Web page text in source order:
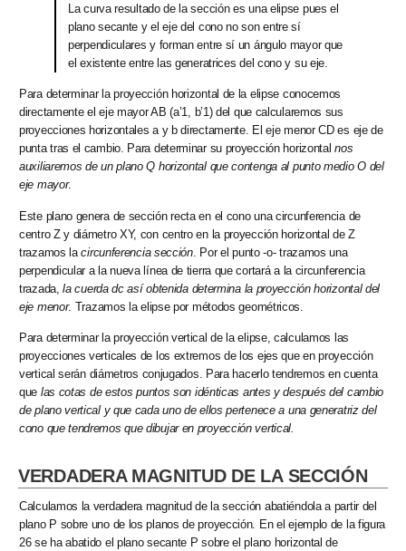
La curva resultado de la sección es una elipse pues el
plano secante y el eje del cono no son entre sí
perpendiculares y forman entre sí un ángulo mayor que
el existente entre las generatrices del cono y su eje.
Para determinar la proyección horizontal de la elipse conocemos
directamente eleje mayor AB (a’1, b’1) del que calcularemos sus
proyecciones horizontales a y b directamente. Eleje menor CDes eje de
punta tras el cambio. Para determinar su proyección horizontalnos
auxiliaremos de un plano Q horizontal que contenga al punto medio O del
eje mayor.
Este plano genera de sección recta en el cono una circunferencia de
centro Z y diámetro XY, con centro en la proyección horizontal de Z
trazamos lacircunferencia sección. Por el punto -o- trazamos una
perpendicular a la nueva línea de tierra que cortará a la circunferencia
trazada,la cuerda dc así obtenida determina la proyección horizontal del
eje menor. Trazamos la elipse por métodos geométricos.
Para determinar la proyección vertical de la elipse, calculamos las
proyecciones verticales de los extremos de los ejes que en proyección
vertical serán diámetros conjugados. Para hacerlo tendremos en cuenta
que las cotas de estos puntos son idénticas antes y después del cambio
de plano vertical y que cada uno de ellos pertenece a una generatriz del
cono que tendremos que dibujar en proyección vertical.
VERDADERA MAGNITUD DE LA SECCIÓN
Calculamos la verdadera magnitud de la sección abatiéndola a partir del
plano P sobre uno de los planos de proyección. En el ejemplo de la figura
26 se ha abatido el plano secante P sobre el plano horizontal de